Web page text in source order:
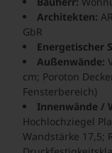
Architekten:
GbR
Energetischer
Außenwände:
cm; Poroton
Fensterbereich)
Innenwände /
Hochlochziegel
Wandstärke 17,5;